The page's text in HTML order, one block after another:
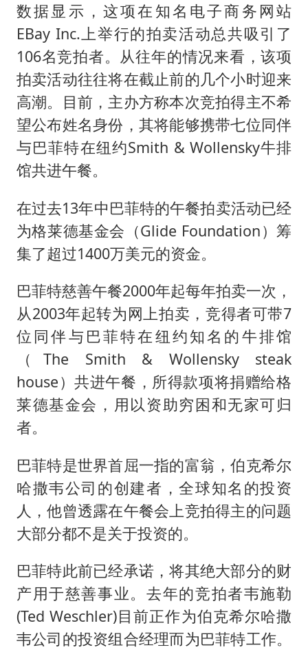
数据显示，这项在知名电子商务网站
EBay Inc.上举行的拍卖活动总共吸引了
106名竞拍者。从往年的情况来看，该项
拍卖活动往往将在截止前的几个小时迎来
高潮。目前，主办方称本次竞拍得主不希
望公布姓名身份，其将能够携带七位同伴
与巴菲特在纽约Smith & Wollensky牛排
馆共进午餐。
在过去13年中巴菲特的午餐拍卖活动已经
为格莱德基金会（Glide Foundation）筹
集了超过1400万美元的资金。
巴菲特慈善午餐2000年起每年拍卖一次，
从2003年起转为网上拍卖，竞得者可带7
位同伴与巴菲特在纽约知名的牛排馆
（The Smith & Wollensky steak
house）共进午餐，所得款项将捐赠给格
莱德基金会，用以资助穷困和无家可归
者。
巴菲特是世界首屈一指的富翁，伯克希尔
哈撒韦公司的创建者，全球知名的投资
人，他曾透露在午餐会上竞拍得主的问题
大部分都不是关于投资的。
巴菲特此前已经承诺，将其绝大部分的财
产用于慈善事业。去年的竞拍者韦施勒
(Ted Weschler)目前正作为伯克希尔哈撒
韦公司的投资组合经理而为巴菲特工作。